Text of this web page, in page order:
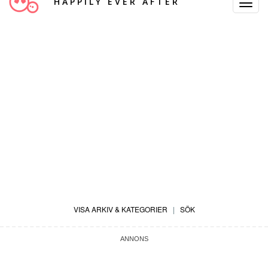
Toggle
VISA ARKIV & KATEGORIER | SÖK